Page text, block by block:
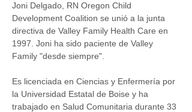
Joni Delgado, RN Oregon Child
Development Coalition se unió a la junta
directiva de Valley Family Health Care en
1997. Joni ha sido paciente de Valley
Family "desde siempre".
Es licenciada en Ciencias y Enfermería por
la Universidad Estatal de Boise y ha
trabajado en Salud Comunitaria durante 33